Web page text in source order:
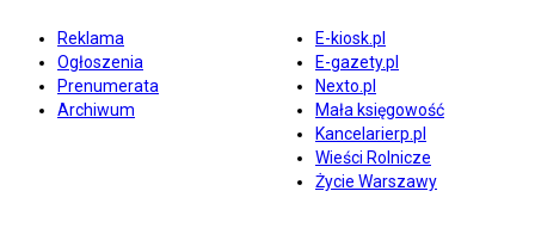
Reklama
Ogłoszenia
Prenumerata
Archiwum
E-kiosk.pl
E-gazety.pl
Nexto.pl
Mała księgowość
Kancelarierp.pl
Wieści Rolnicze
Życie Warszawy